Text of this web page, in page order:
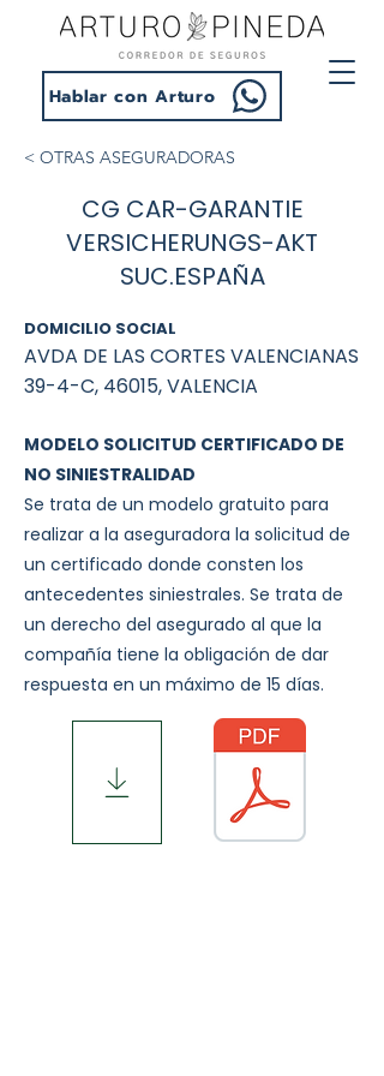
Hablar con Arturo
< OTRAS ASEGURADORAS
CG CAR-GARANTIE
VERSICHERUNGS-AKT
SUC.ESPAÑA
DOMICILIO SOCIAL
AVDA DE LAS CORTES VALENCIANAS
39-4-C, 46015, VALENCIA
MODELO SOLICITUD CERTIFICADO DE
NO SINIESTRALIDAD
Se trata de un modelo gratuito para
realizar a la aseguradora la solicitud de
un certificado donde consten los
antecedentes siniestrales. Se trata de
un derecho del asegurado al que la
compañía tiene la obligación de dar
respuesta en un máximo de 15 días.